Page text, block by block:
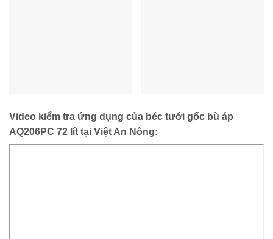
Video kiểm tra ứng dụng của béc tưới gốc bù áp
AQ206PC 72 lít tại Việt An Nông: